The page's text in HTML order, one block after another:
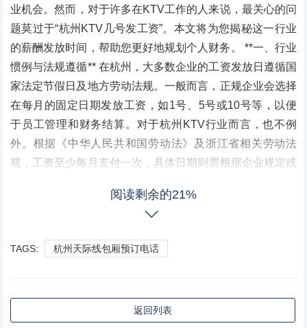
业机会。然而，对于许多在KTV工作的人来说，最关心的问
题莫过于“杭州KTV几号发工资”。本文将为您揭秘这一行业
的薪酬发放时间，帮助您更好地规划个人财务。 **一、行业
惯例与法规遵循** 在杭州，大多数企业的工资发放日遵循国
家法定节假日及地方劳动法规。一般而言，正规企业会选择
在每月的固定日期发放工资，如1号、5号或10号等，以便
于员工管理和财务结算。对于杭州KTV行业而言，也不例
外。根据《中华人民共和国劳动法》及浙江省相关劳动法
规，工资至少每月支付一次，具体日期则需根据企业规定或
连锁KTV** 该连锁KTV在杭州拥有多家分店，其工资发放日
为每月10号。这一安排不仅符合劳动法规定，也便于员工提
前规划个人财务，如缴纳房租、购买生活必需品等。此外，
该公司在发放工资时还会提供详细的工资条，包括基本工
例二：小型独立KTV** 一些规模较小的独立KTV，由于经营
灵活，可能会选择每月的5号或15号发放工资。这类企业虽
阅读剩余的21%
TAGS: 杭州天际线包厢预订电话
返回列表